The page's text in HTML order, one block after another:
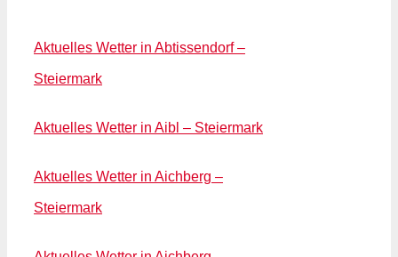
Aktuelles Wetter in Abtissendorf –
Steiermark
Aktuelles Wetter in Aibl – Steiermark
Aktuelles Wetter in Aichberg –
Steiermark